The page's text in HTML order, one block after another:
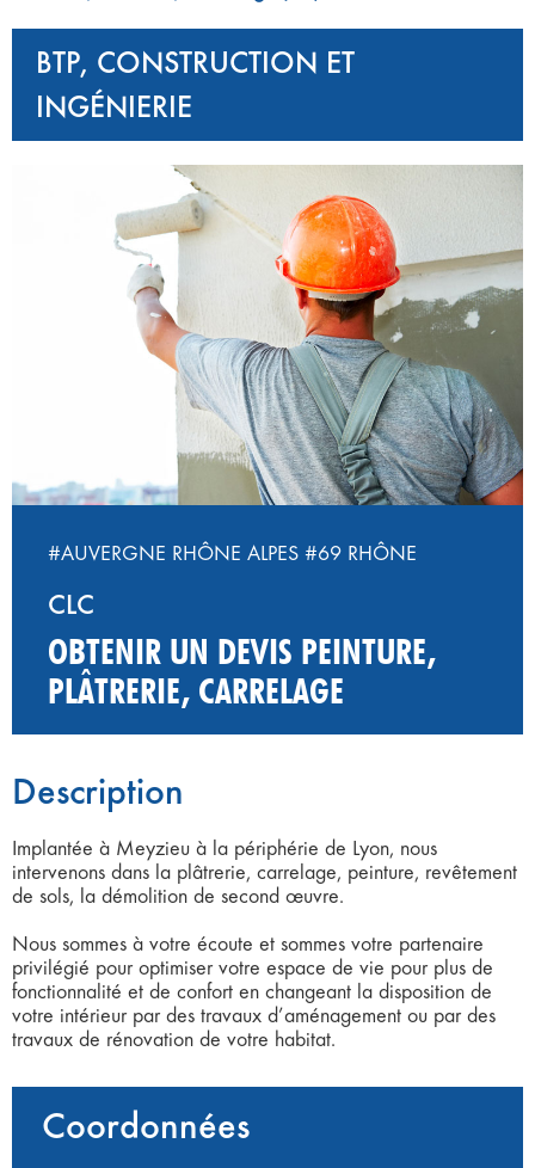
BTP, CONSTRUCTION ET
INGÉNIERIE
#AUVERGNE RHÔNE ALPES #69 RHÔNE
CLC
OBTENIR UN DEVIS PEINTURE,
PLÂTRERIE, CARRELAGE
Description
Implantée à Meyzieu à la périphérie de Lyon, nous
intervenons dans la plâtrerie, carrelage, peinture, revêtement
de sols, la démolition de second œuvre.
Nous sommes à votre écoute et sommes votre partenaire
privilégié pour optimiser votre espace de vie pour plus de
fonctionnalité et de confort en changeant la disposition de
votre intérieur par des travaux d’aménagement ou par des
travaux de rénovation de votre habitat.
Coordonnées